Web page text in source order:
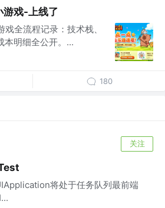
游戏-上线了
全流程记录：技术栈、
明细全公开。...
180
关注
将处于任务队列最前端